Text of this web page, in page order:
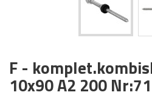
F -
10x90 A2 200